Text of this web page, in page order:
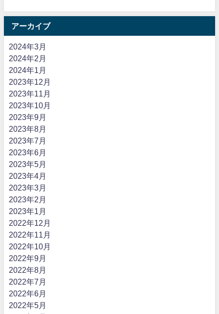
アーカイブ
2024年3月
2024年2月
2024年1月
2023年12月
2023年11月
2023年10月
2023年9月
2023年8月
2023年7月
2023年6月
2023年5月
2023年4月
2023年3月
2023年2月
2023年1月
2022年12月
2022年11月
2022年10月
2022年9月
2022年8月
2022年7月
2022年6月
2022年5月